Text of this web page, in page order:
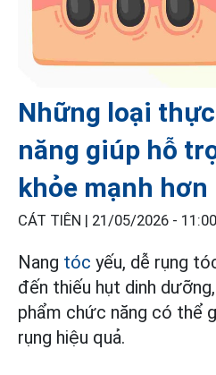
Những loại
năng giúp hỗ
khỏe mạnh hơn
CÁT TIÊN | 21/05/2026 - 11:00
Nang tóc yếu, dễ rụng
đến thiếu hụt dinh
phẩm chức năng có thể
rụng hiệu quả.